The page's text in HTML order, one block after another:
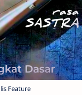
Feature